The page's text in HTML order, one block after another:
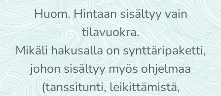
Huom. Hintaan sisältyy vain
tilavuokra.
Mikäli hakusalla on synttäripaketti,
johon sisältyy myös ohjelmaa
(tanssitunti, leikittämistä,